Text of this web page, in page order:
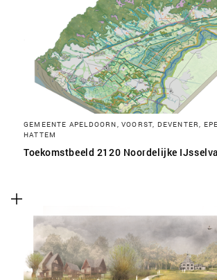
GEMEENTE APELDOORN, VOORST, DEVENTER,
HATTEM
Toekomstbeeld 2120 Noordelijke
SLA VOORKEUREN OP